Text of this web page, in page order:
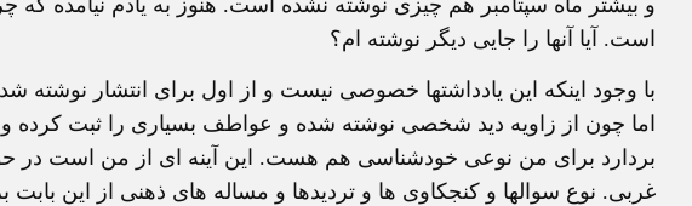
و بیشتر ماه سپتامبر هم چیزی نوشته نشده است. هنوز به یادم نیامده که
است. آیا آنها را جایی دیگر نوشته ام؟
با وجود اینکه این یادداشتها خصوصی نیست و از اول برای انتشار نوشته
اما چون از زاویه دید شخصی نوشته شده و عواطف بسیاری را ثبت کرده
بردارد برای من نوعی خودشناسی هم هست. این آینه ای از من است در
غربی. نوع سوالها و کنجکاوی ها و تردیدها و مساله های ذهنی از این